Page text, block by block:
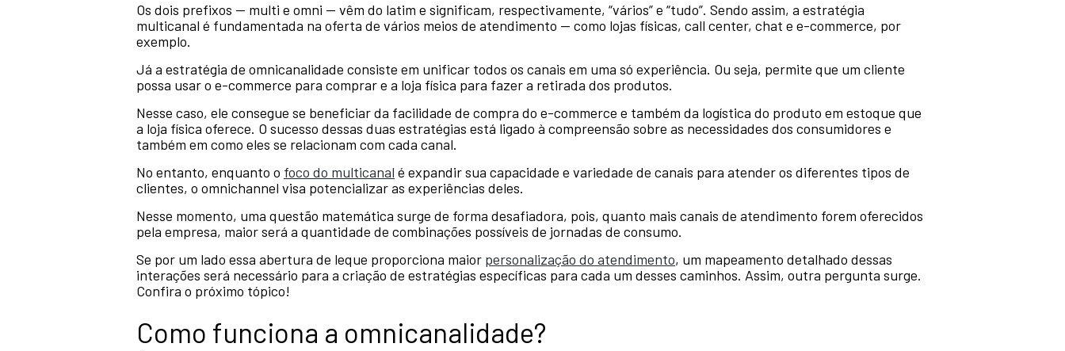
Os dois prefixos — multi e omni — vêm do latim e significam, respectivamente, “vários” e “tudo”. Sendo assim, a estratégia
multicanal é fundamentada na oferta de vários meios de atendimento — como lojas físicas, call center, chat e e-commerce, por
exemplo.
Já a estratégia de omnicanalidade consiste em unificar todos os canais em uma só experiência. Ou seja, permite que um cliente
possa usar o e-commerce para comprar e a loja física para fazer a retirada dos produtos.
Nesse caso, ele consegue se beneficiar da facilidade de compra do e-commerce e também da logística do produto em estoque que
a loja física oferece. O sucesso dessas duas estratégias está ligado à compreensão sobre as necessidades dos consumidores e
também em como eles se relacionam com cada canal.
No entanto, enquanto o foco do multicanal é expandir sua capacidade e variedade de canais para atender os diferentes tipos de
clientes, o omnichannel visa potencializar as experiências deles.
Nesse momento, uma questão matemática surge de forma desafiadora, pois, quanto mais canais de atendimento forem oferecidos
pela empresa, maior será a quantidade de combinações possíveis de jornadas de consumo.
Se por um lado essa abertura de leque proporciona maior personalização do atendimento, um mapeamento detalhado dessas
interações será necessário para a criação de estratégias específicas para cada um desses caminhos. Assim, outra pergunta surge.
Confira o próximo tópico!
Como funciona a omnicanalidade?